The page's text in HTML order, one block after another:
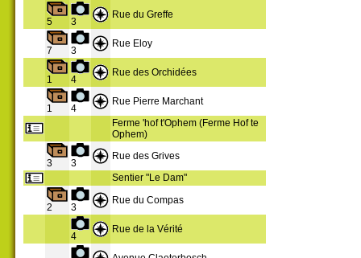
5 3
Rue du Greffe
7 3
Rue Eloy
1 4
Rue des Orchidées
1 4
Rue Pierre Marchant
Ferme 'hof t'Ophem (Ferme Hof te
Ophem)
3 3
Rue des Grives
Sentier "Le Dam"
2 3
Rue du Compas
4
Rue de la Vérité